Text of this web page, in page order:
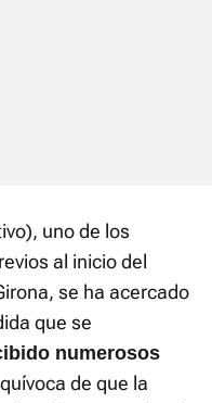
uno de los
al inicio del
se ha acercado
que se
numerosos
de que la